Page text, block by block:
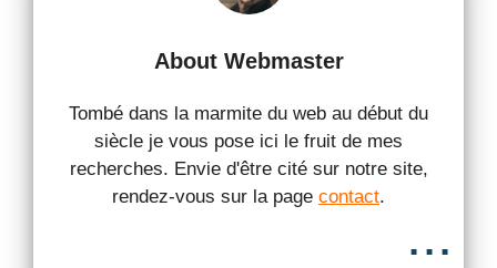
About Webmaster
Tombé dans la marmite du web au début du
siècle je vous pose ici le fruit de mes
recherches. Envie d'être cité sur notre site,
rendez-vous sur la page contact.
...